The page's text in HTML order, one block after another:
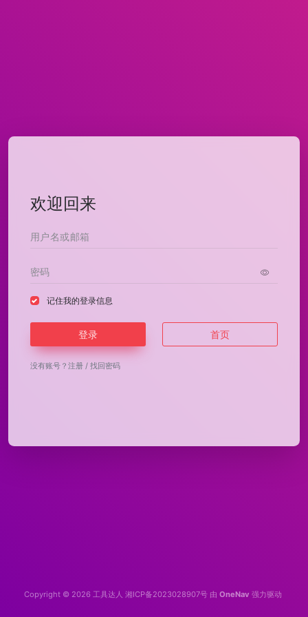
欢迎回来
记住我的登录信息
登录 首页
没有账号？ 注册 / 找回密码
Copyright © 2026 工具达人 湘ICP备2023028907号 由 OneNav 强力驱动